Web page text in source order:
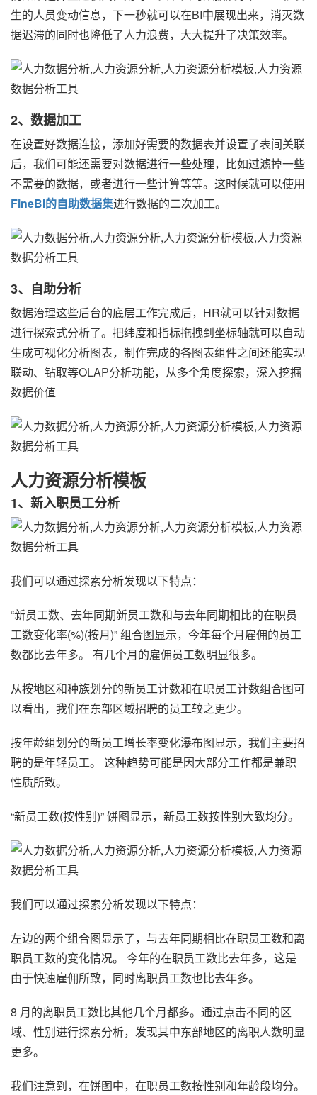
生的人员变动信息，下一秒就可以在BI中展现出来，消灭数
据迟滞的同时也降低了人力浪费，大大提升了决策效率。
2、数据加工
在设置好数据连接，添加好需要的数据表并设置了表间关联
后，我们可能还需要对数据进行一些处理，比如过滤掉一些
不需要的数据，或者进行一些计算等等。这时候就可以使用
FineBI的自助数据集进行数据的二次加工。
3、自助分析
数据治理这些后台的底层工作完成后，HR就可以针对数据
进行探索式分析了。把纬度和指标拖拽到坐标轴就可以自动
生成可视化分析图表，制作完成的各图表组件之间还能实现
联动、钻取等OLAP分析功能，从多个角度探索，深入挖掘
数据价值
人力资源分析模板
1、新入职员工分析
我们可以通过探索分析发现以下特点：
“新员工数、去年同期新员工数和与去年同期相比的在职员
工数变化率(%)(按月)” 组合图显示，今年每个月雇佣的员工
数都比去年多。 有几个月的雇佣员工数明显很多。
从按地区和种族划分的新员工计数和在职员工计数组合图可
以看出，我们在东部区域招聘的员工较之更少。
按年龄组划分的新员工增长率变化瀑布图显示，我们主要招
聘的是年轻员工。 这种趋势可能是因大部分工作都是兼职
性质所致。
“新员工数(按性别)” 饼图显示，新员工数按性别大致均分。
我们可以通过探索分析发现以下特点：
左边的两个组合图显示了，与去年同期相比在职员工数和离
职员工数的变化情况。 今年的在职员工数比去年多，这是
由于快速雇佣所致，同时离职员工数也比去年多。
8 月的离职员工数比其他几个月都多。通过点击不同的区
域、性别进行探索分析，发现其中东部地区的离职人数明显
更多。
我们注意到，在饼图中，在职员工数按性别和年龄段均分。